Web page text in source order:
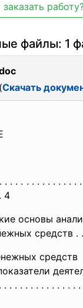
файлы: 1
Скачать
. . . . . . . . . . . . . .
4
основы
средств .
средств
. . . . . . . . . . . . .